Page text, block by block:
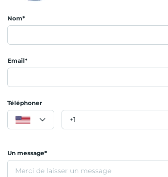
Nom*
Email*
Téléphoner
Un message*